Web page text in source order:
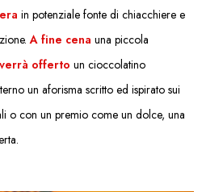
in potenziale fonte di chiacchiere e
A fine cena una piccola
verrà offerto un cioccolatino
un aforisma scritto ed ispirato sui
o con un premio come un dolce, una